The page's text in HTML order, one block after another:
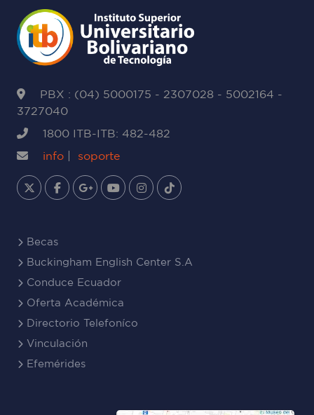
PBX : (04) 5000175 - 2307028 - 5002164 -
3727040
1800 ITB-ITB: 482-482
info
soporte
Becas
Buckingham English Center S.A
Conduce Ecuador
Oferta Académica
Directorio Telefoníco
Vinculación
Efemérides